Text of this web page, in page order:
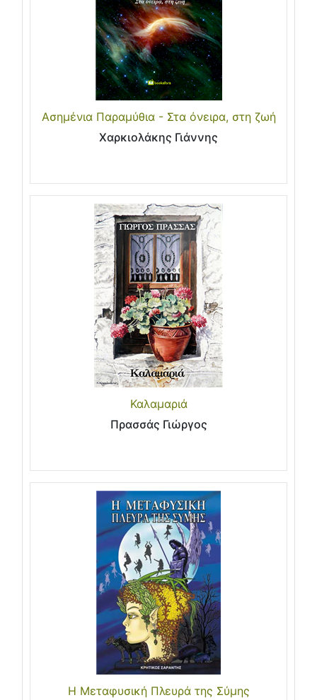
Ασημένια Παραμύθια - Στα όνειρα, στη ζωή
Χαρκιολάκης Γιάννης
Καλαμαριά
Πρασσάς Γιώργος
Η Μεταφυσική Πλευρά της Σύμης